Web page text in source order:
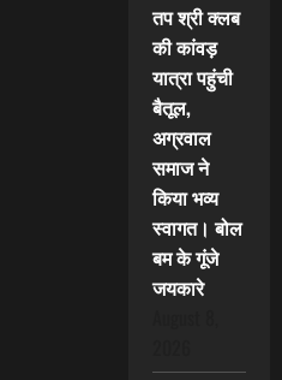
तप श्री क्लब
की कांवड़
यात्रा पहुंची
बैतूल,
अग्रवाल
समाज ने
किया भव्य
स्वागत। बोल
बम के गूंजे
जयकारे